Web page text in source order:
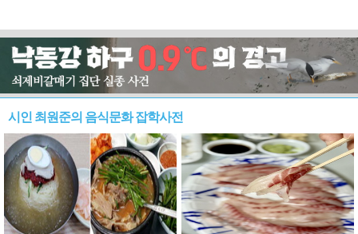
시인 최원준의 음식문화 잡학사전